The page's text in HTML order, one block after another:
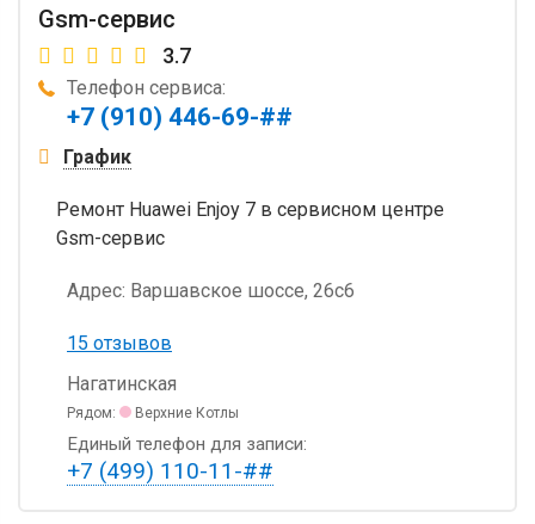
Gsm-сервис
3.7
Телефон сервиса:
+7 (910) 446-69-##
График
Ремонт Huawei Enjoy 7 в сервисном центре
Gsm-сервис
Адрес: Варшавское шоссе, 26с6
15 отзывов
Нагатинская
Рядом: Верхние Котлы
Единый телефон для записи:
+7 (499) 110-11-##